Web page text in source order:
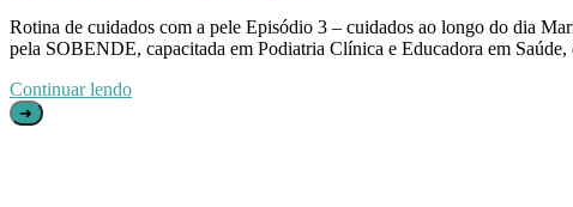
Rotina de cuidados com a pele Episódio 3 – cuidados ao longo do dia
pela SOBENDE, capacitada em Podiatria Clínica e Educadora em
Continuar lendo
➜